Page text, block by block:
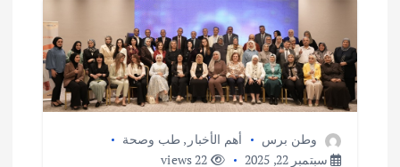
وطن برس أهم الأخبار , طب وصحة
سبتمبر 22, 2025